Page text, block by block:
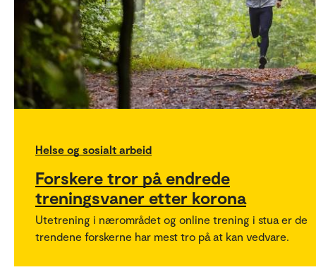
Helse og sosialt arbeid
Forskere tror på endrede
treningsvaner etter korona
Utetrening i nærområdet og online trening i stua er de
trendene forskerne har mest tro på at kan vedvare.